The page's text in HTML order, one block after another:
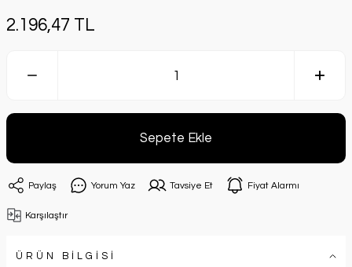
2.196,47 TL
Sepete Ekle
Paylaş Yorum Yaz Tavsiye Et Fiyat Alarmı
Karşılaştır
ÜRÜN BİLGİSİ